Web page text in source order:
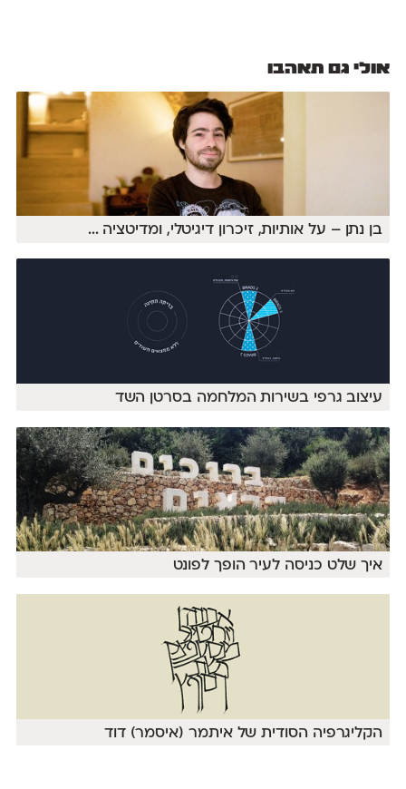
אולי גם תאהבו
בן נתן – על אותיות, זיכרון דיגיטלי, ומדיטציה ...
עיצוב גרפי בשירות המלחמה בסרטן השד
איך שלט כניסה לעיר הופך לפונט
הקליגרפיה הסודית של איתמר (איסמר) דוד